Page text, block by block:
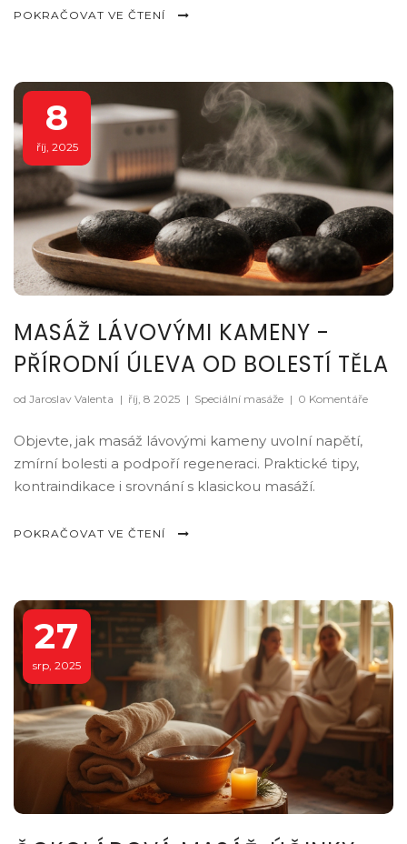
POKRAČOVAT VE ČTENÍ
8
říj, 2025
MASÁŽ LÁVOVÝMI KAMENY -
PŘÍRODNÍ ÚLEVA OD BOLESTÍ TĚLA
od Jaroslav Valenta | říj, 8 2025 | Speciální masáže | 0 Komentáře
Objevte, jak masáž lávovými kameny uvolní napětí,
zmírní bolesti a podpoří regeneraci. Praktické tipy,
kontraindikace i srovnání s klasickou masáží.
POKRAČOVAT VE ČTENÍ
27
srp, 2025